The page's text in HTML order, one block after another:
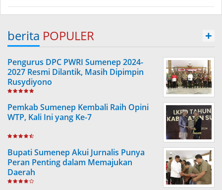
berita POPULER +
Pengurus DPC PWRI Sumenep 2024-
2027 Resmi Dilantik, Masih Dipimpin
Rusydiyono
Pemkab Sumenep Kembali Raih Opini
WTP, Kali Ini yang Ke-7
Bupati Sumenep Akui Jurnalis Punya
Peran Penting dalam Memajukan
Daerah